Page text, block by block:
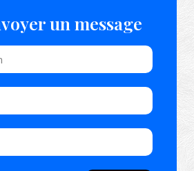
un message